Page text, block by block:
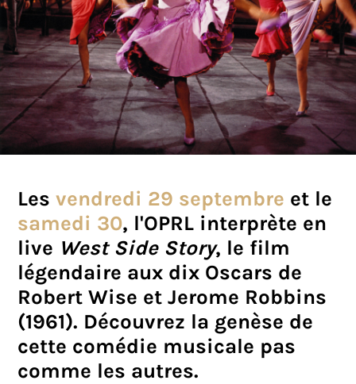
Lesvendredi 29 septembre et le
samedi 30, l'OPRL interprète en
live West Side Story, le film
légendaire aux dix Oscars de
Robert Wise et Jerome Robbins
(1961). Découvrez la genèse de
cette comédie musicale pas
comme les autres.